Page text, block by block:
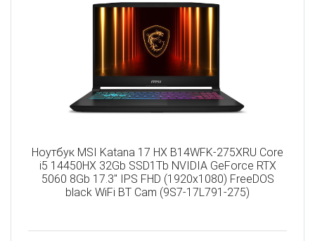
Ноутбук MSI Katana 17 HX B14WFK-275XRU Core
i5 14450HX 32Gb SSD1Tb NVIDIA GeForce RTX
5060 8Gb 17.3" IPS FHD (1920x1080) FreeDOS
black WiFi BT Cam (9S7-17L791-275)